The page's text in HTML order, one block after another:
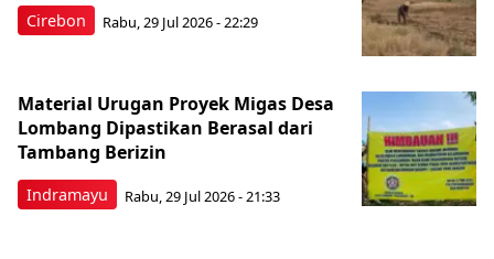
Cirebon Rabu, 29 Jul 2026 - 22:29
Indramayu
Material Urugan Proyek Migas Desa
Lombang Dipastikan Berasal dari
Tambang Berizin
Rabu, 29 Jul 2026 - 21:33